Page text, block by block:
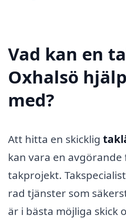
Vad kan en
Oxhalsö
med?
Att hitta en skicklig
kan vara en
takprojekt.
rad tjänster som
är i bästa möjliga skick